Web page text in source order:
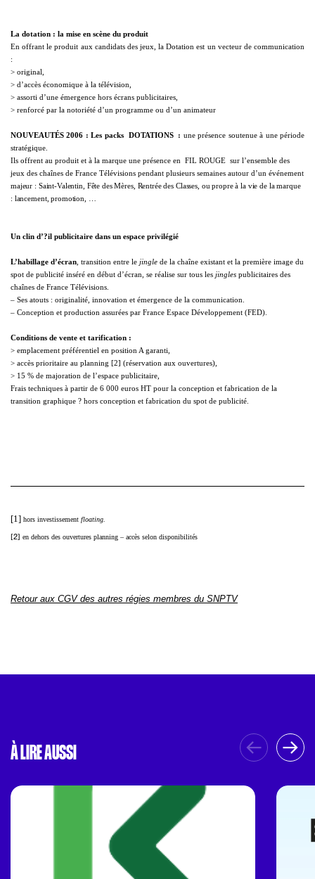
La dotation : la mise en scène du produit
En offrant le produit aux candidats des jeux,la Dotation est un vecteur de communication
:
> original,
> d’accès économique à la télévision,
> assorti d’une émergence hors écrans publicitaires,
> renforcé par la notoriété d’un programme ou d’un animateur
NOUVEAUTÉS 2006 :Les packs  DOTATIONS  : une présence soutenue à une période
stratégique.
Ils offrent au produit et à la marque une présence en  FIL ROUGE  sur l’ensemble des
jeux des chaînes de France Télévisions pendant plusieurs semaines autour d’un événement
majeur : Saint-Valentin, Fête des Mères, Rentrée des Classes, ou propre à la vie de la marque
: lancement, promotion, …
Un clin d’?il publicitaire dans un espace privilégié
L’habillage d’écran transition entre le jingle de la chaîne existant et la première image du
spot de publicité inséré en début d’écran, se réalise sur tous les jingles publicitaires des
chaînes de France Télévisions.
– Ses atouts : originalité, innovation et émergence de la communication.
– Conception et production assurées par France Espace Développement (FED).
Conditions de vente et tarification :
> emplacement préférentiel en position A garanti,
> accès prioritaire au planning [2] (réservation aux ouvertures),
> 15 % de majoration de l’espace publicitaire,
Frais techniques à partir de 6 000 euros HT pour la conception et fabrication de la
transition graphique ? hors conception et fabrication du spot de publicité.
[1] hors investissement floating.
[2] en dehors des ouvertures planning – accès selon disponibilités
Retour aux CGV des autres régies membres du SNPTV
À LIRE AUSSI